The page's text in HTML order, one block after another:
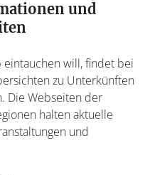
und
eintauchen will, findet bei
zu Unterkünften
Die Webseiten der
halten aktuelle
und